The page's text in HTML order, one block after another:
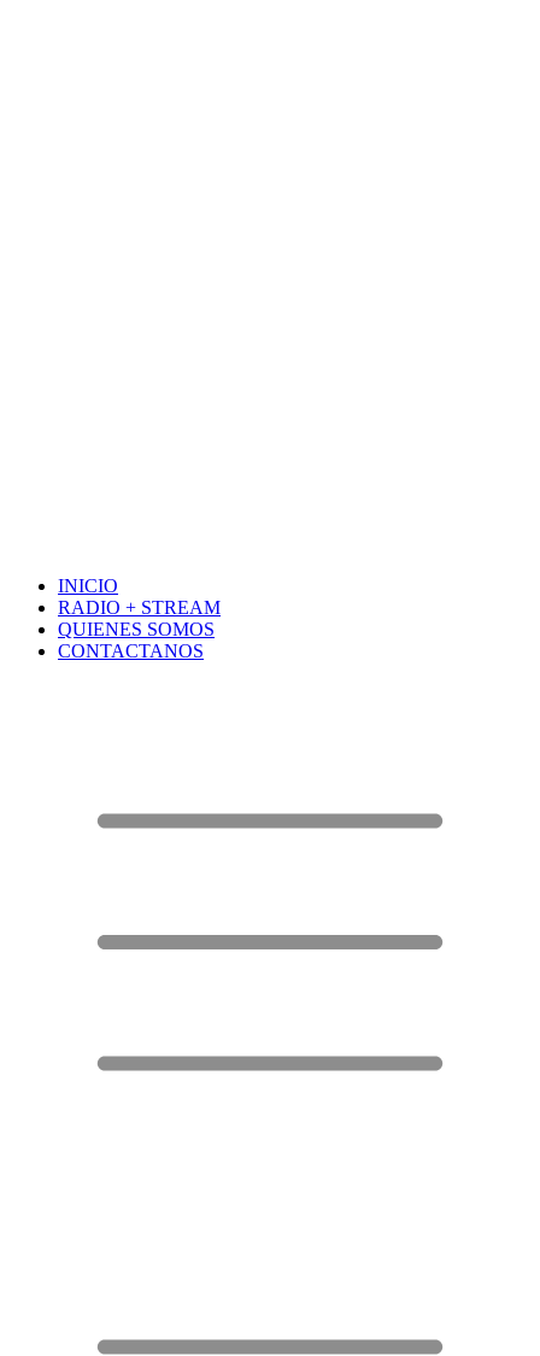
INICIO
RADIO + STREAM
QUIENES SOMOS
CONTACTANOS